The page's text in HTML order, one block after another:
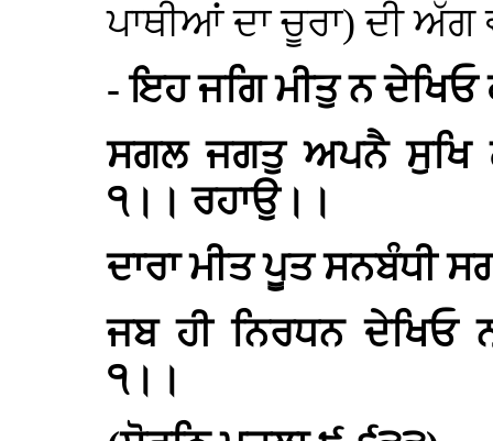
ਪਾਥੀਆਂ ਦਾ ਚੂਰਾ) ਦੀ ਅੱਗ
- ਇਹ ਜਗਿ ਮੀਤੁ ਨ
ਸਗਲ ਜਗਤੁ ਅਪਨੈ ਸੁਖਿ
੧।। ਰਹਾਉ।।
ਦਾਰਾ ਮੀਤ ਪੂਤ ਸਨਬੰਧੀ
ਜਬ ਹੀ ਨਿਰਧਨ ਦੇਖਿਓ
੧।।